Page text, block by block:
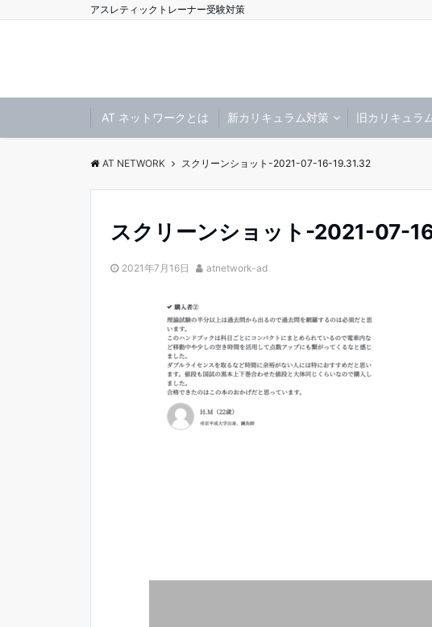
アスレティックトレーナー受験対策
AT ネットワークとは 新カリキュラム対策 旧カリキュラ
AT NETWORK スクリーンショット-2021-07-16-19.31.32
スクリーンショット-2021-07-
2021年7月16日 atnetwork-ad